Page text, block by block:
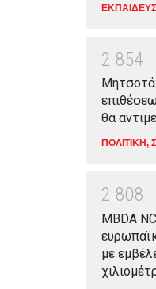
2 854
θα
ΠΟΛΙΤΙΚΗ,
2 808
MBDA
με